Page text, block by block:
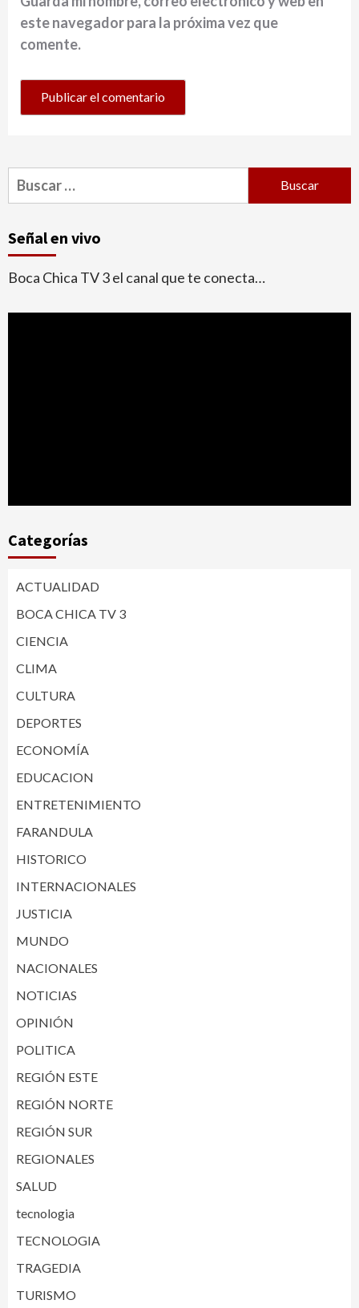
este navegador para la próxima vez que
comente.
Buscar:
Señal en vivo
Boca Chica TV 3 el canal que te conecta…
Categorías
ACTUALIDAD
BOCA CHICA TV 3
CIENCIA
CLIMA
CULTURA
DEPORTES
ECONOMÍA
EDUCACION
ENTRETENIMIENTO
FARANDULA
HISTORICO
INTERNACIONALES
JUSTICIA
MUNDO
NACIONALES
NOTICIAS
OPINIÓN
POLITICA
REGIÓN ESTE
REGIÓN NORTE
REGIÓN SUR
REGIONALES
SALUD
tecnologia
TECNOLOGIA
TRAGEDIA
TURISMO